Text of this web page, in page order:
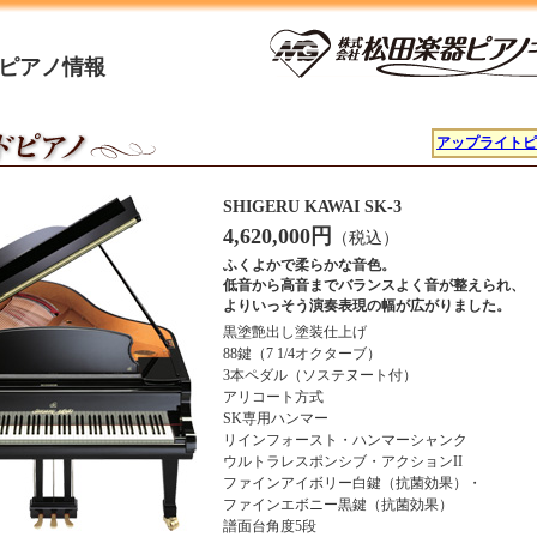
アノ情報
アップライト
SHIGERU KAWAI SK-3
4,620,000円 （税込）
ふくよかで柔らかな音色。
低音から高音までバランスよく音が整えられ、
よりいっそう演奏表現の幅が広がりました。
黒塗艶出し塗装仕上げ
88鍵（7 1/4オクターブ）
3本ペダル（ソステヌート付）
アリコート方式
SK専用ハンマー
リインフォースト・ハンマーシャンク
ウルトラレスポンシブ・アクションII
ファインアイボリー白鍵（抗菌効果）・
ファインエボニー黒鍵（抗菌効果）
譜面台角度5段